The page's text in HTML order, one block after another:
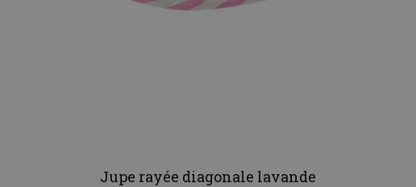
Jupe rayée diagonale lavande